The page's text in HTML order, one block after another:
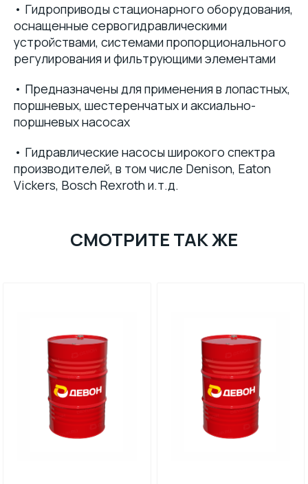
• Гидроприводы стационарного оборудования,
оснащенные сервогидравлическими
устройствами, системами пропорционального
регулирования и фильтрующими элементами
• Предназначены для применения в лопастных,
поршневых, шестеренчатых и аксиально-
поршневых насосах
• Гидравлические насосы широкого спектра
производителей, в том числе Denison, Eaton
Vickers, Bosch Rexroth и.т.д.
СМОТРИТЕ ТАК ЖЕ